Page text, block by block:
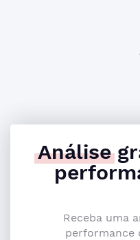
Análise
Receba uma
performance